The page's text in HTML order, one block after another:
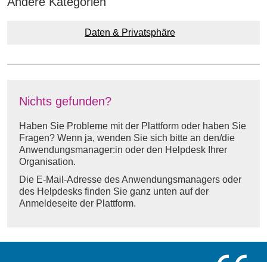
Daten & Privatsphäre
Nichts gefunden?
Haben Sie Probleme mit der Plattform oder haben Sie
Fragen? Wenn ja, wenden Sie sich bitte an den/die
Anwendungsmanager:in oder den Helpdesk Ihrer
Organisation.
Die E-Mail-Adresse des Anwendungsmanagers oder
des Helpdesks finden Sie ganz unten auf der
Anmeldeseite der Plattform.